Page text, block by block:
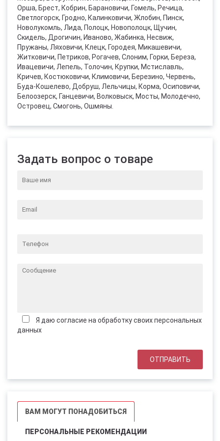
Орша, Брест, Кобрин, Барановичи, Гомель, Речица,
Светлогорск, Гродно, Калинковичи, Жлобин, Пинск,
Новолукомль, Лида, Полоцк, Новополоцк, Щучин,
Скидель, Дрогичин, Иваново, Жабинка, Несвиж,
Пружаны, Ляховичи, Клецк, Городея, Микашевичи,
Житковичи, Петриков, Рогачев, Слоним, Горки, Береза,
Ивацевичи, Лепель, Толочин, Крупки, Мстиславль,
Кричев, Костюковичи, Климовичи, Березино, Червень,
Буда-Кошелево, Добруш, Лельчицы, Корма, Осиповичи,
Белоозерск, Ганцевичи, Волковыск, Мосты, Молодечно,
Островец, Смогонь, Ошмяны.
Задать вопрос о товаре
Я даю согласие на обработку своих персональных
данных
ВАМ МОГУТ ПОНАДОБИТЬСЯ
ПЕРСОНАЛЬНЫЕ РЕКОМЕНДАЦИИ